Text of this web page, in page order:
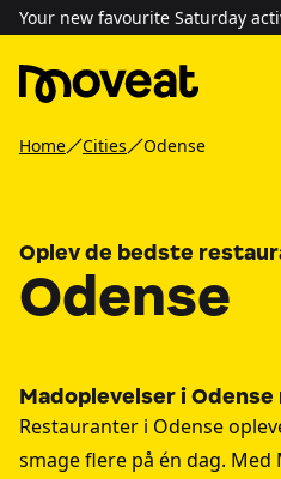
Your new favourite Saturday
Home Cities Odense
Oplev de bedste
Odense
Madoplevelser i
Restauranter i Odense
smage flere på én dag.